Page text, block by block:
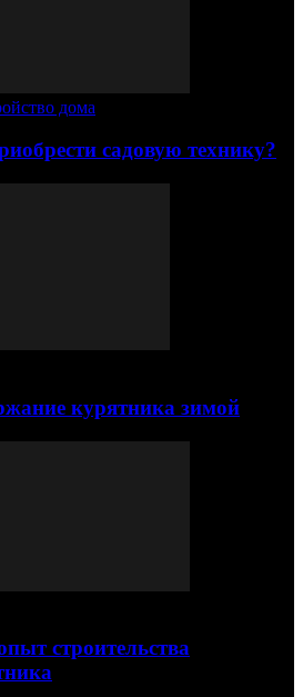
дома
садовую технику?
курятника зимой
строительства